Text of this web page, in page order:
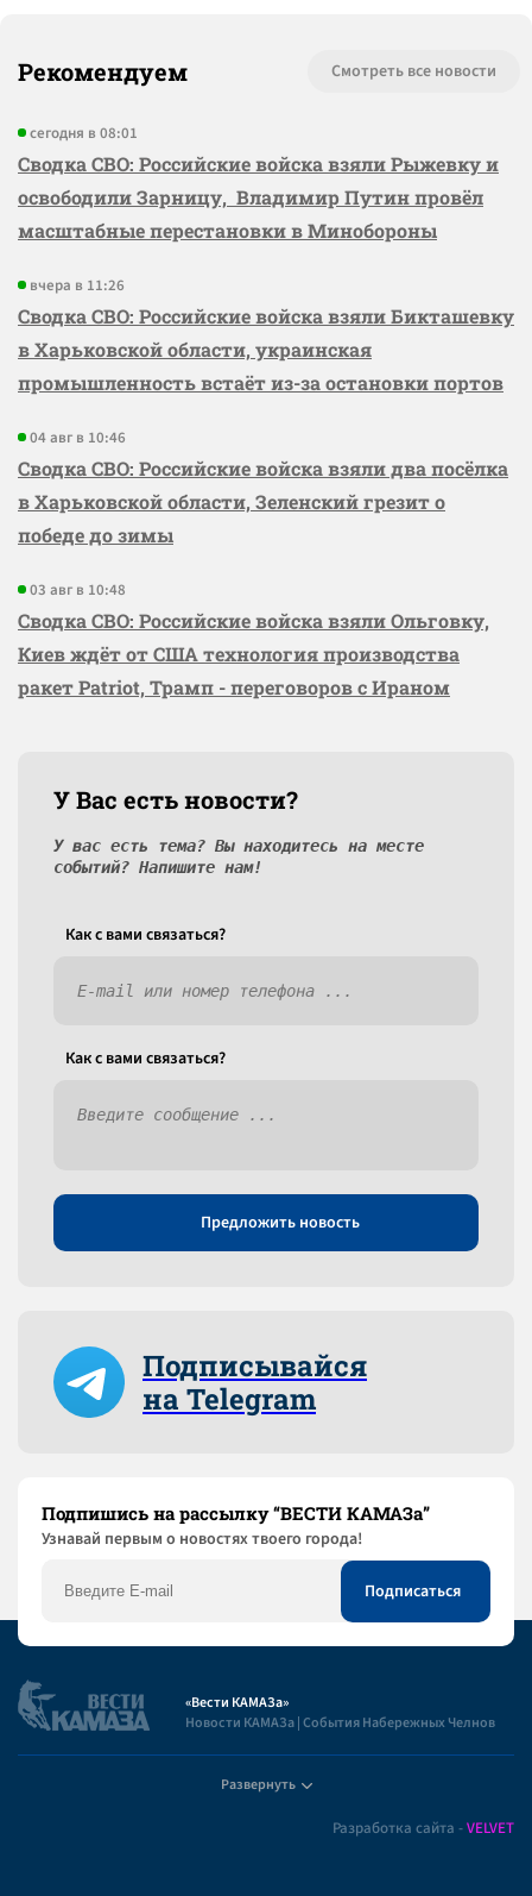
Рекомендуем Смотреть все новости
сегодня в 08:01
Сводка СВО: Российские войска взяли Рыжевку и
освободили Зарницу, Владимир Путин провёл
масштабные перестановки в Минобороны
вчера в 11:26
Сводка СВО: Российские войска взяли Бикташевку
в Харьковской области, украинская
промышленность встаёт из-за остановки портов
04 авг в 10:46
Сводка СВО: Российские войска взяли два посёлка
в Харьковской области, Зеленский грезит о
победе до зимы
03 авг в 10:48
Сводка СВО: Российские войска взяли Ольговку,
Киев ждёт от США технология производства
ракет Patriot, Трамп - переговоров с Ираном
У Вас есть новости?
У вас есть тема? Вы находитесь на месте
событий? Напишите нам!
Как c вами связаться?
Как c вами связаться?
Предложить новость
Подписывайся
на Telegram
Подпишись на рассылку “ВЕСТИ КАМАЗа”
Узнaвай первым о новостях твоего города!
«Вести КАМАЗа»
Новости КАМАЗа | События Набережных Челнов
Развернуть
Разработка сайта -VELVET